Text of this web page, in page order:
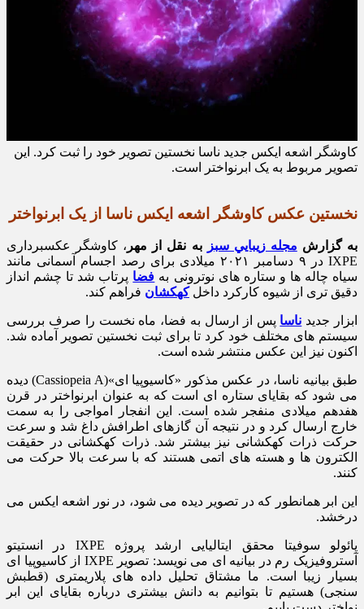
کاوشگر اشعه ایکس جدید ناسا نخستین تصویر خود را ثبت کرد. این
تصویر مربوط به یک ابرنواختر است.
نخستین عکس کاوشگر اشعه ایکس ناسا از یک ابرنواختر
به گزارش مجله زيبايي سبز به نقل از مهر ، کاوشگر عکسبرداری
IXPE در ۹ دسامبر ۲۰۲۱ میلادی برای رصد اجسام آسمانی مانند
سیاه چاله ها و ستاره های نوترونی به فضا پرتاب شد تا چشم انداز
دقیق تری از شیوه کارکرد داخلکهکشان فراهم کند.
ابزار جدید ناسا پس از ارسال به فضا، ماه نخست را صرف بررسی
سیستم های مختلف خود کرد تا برای ثبت نخستین تصویر آماده شد.
اکنون نیز این عکس منتشر شده است.
طبق بیانیه ناسا، در عکس مذکور «کاسیوپیا ای»(Cassiopeia A) دیده
می شود که بقایای ستاره ای است که به عنوان ابرنواختر در قرن
هفدهم میلادی منفجر شده است. این انفجار امواجی را به سمت
خارج ارسال کرد و در نتیجه آن گازهای اطرافش داغ شد و سرعت
حرکت ذرات کهکشانی نیز بیشتر شد. ذرات کهکشانی در حقیقت
الکترون ها و هسته های اتمی هستند که با سرعت بالا حرکت می
کنند.
این ابر همانطور که در تصویر دیده می شود، در نور اشعه ایکس می
درخشد.
پائولو سوفیتا محقق ایتالیایی ارشد پروژه IXPE در انستیتو
آستروفیزیک رم در بیانیه ای می نویسد: تصویر IXPE از کاسیوپیا ای
بسیار زیبا است. ما مشتاق تحلیل داده های پلاریمتری (قطبش
سنجی) هستیم تا بتوانیم به دانش بیشتری درباره بقایای این ابر